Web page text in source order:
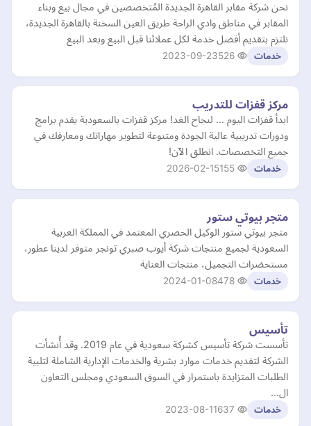
نحن شركة مقابر القاهرة الجديدة المُتخصصين في مجال بيع وبناء
المقابر في مناطق وادي الراحة طريق العين السخنة بالقاهرة الجديدة،
نلتزم بتقديم أفضل خدمة لكل عملائنا قبل البيع وبعد البيع
خدمات 2023-09-23
مركز قفزات للتدريب
ابدأ قفزات اليوم ... لنجاح الغد! مركز قفزات بالسعودية يقدم برامج
ودورات تدريبية عالية الجودة ومتنوعة لتطوير مهاراتك ومعارفك في
جميع التخصصات. انطلق الآن!
خدمات 2026-02-15
متجر بيوتي ستور
متجر بيوتي ستور الوكيل الحصري المعتمد في المملكة العربية
السعودية لجميع منتجات شركة أيوب صبري تونجر متوفر لدينا عطور،
مستحضرات التجميل، منتجات العناية
خدمات 2024-01-08
تأسيس
تأسست شركة تأسيس كشركة سعودية في عام 2019. وقد أُنشأت
الشركة لتقديم خدمات موارد بشرية والخدمات الإدارية الشاملة لتلبية
الطلبات المتزايدة باستمرار في السوق السعودي ومجلس التعاون
ال…
خدمات 2023-08-11